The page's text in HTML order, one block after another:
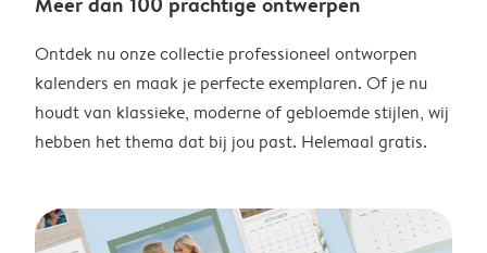
Ontdek nu onze collectie professioneel ontworpen
kalenders en maak je perfecte exemplaren. Of je nu
houdt van klassieke, moderne of gebloemde stijlen, wij
hebben het thema dat bij jou past. Helemaal gratis.